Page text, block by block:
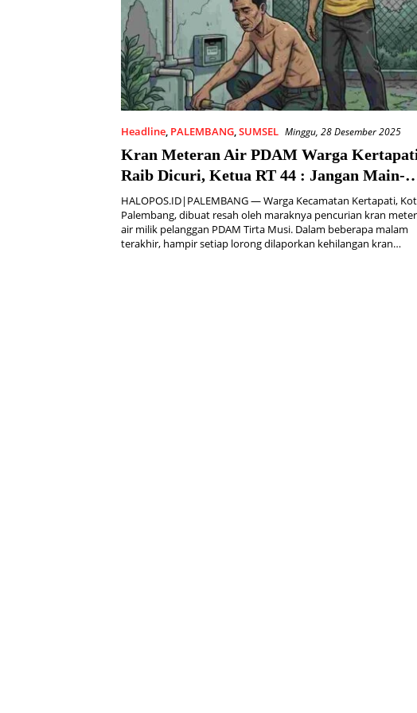
Headline PALEMBANG SUMSEL Minggu, 28 Desember 2025
Kran Meteran Air PDAM Warga
Raib Dicuri, Ketua RT 44 : Jangan Main-
main, Kalau Tertangkap Tau Sendiri
Akibatnya
HALOPOS.ID|PALEMBANG — Warga Kecamatan Kertapati,
Palembang, dibuat resah oleh maraknya pencurian kran
air milik pelanggan PDAM Tirta Musi. Dalam beberapa malam
terakhir, hampir setiap lorong dilaporkan kehilangan kran…